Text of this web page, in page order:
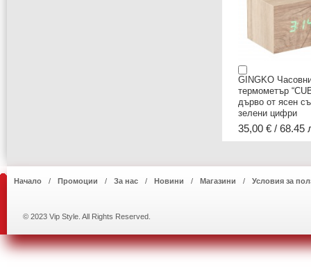
GINGKO
термометър
дърво от ясен
зелени цифри
35,00 € / 68.45
Начало Промоции За нас Новини Магазини Условия за
© 2023 Vip Style. All Rights Reserved.